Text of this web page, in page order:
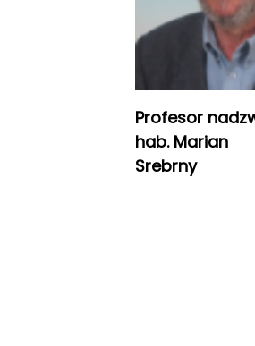
Profesor
hab. Marian
Srebrny